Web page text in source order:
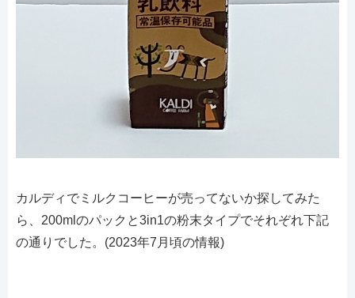
カルディでミルクコーヒーが売ってないか探してみた
ら、200mlのパックと3in1の粉末タイプでそれぞれ下記
の通りでした。(2023年7月頃の情報)